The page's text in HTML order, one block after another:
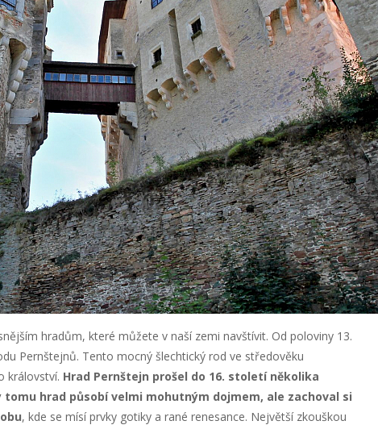
hradům, které můžete v naší zemi navštívit. Od poloviny 13.
Pernštejnů. Tento mocný šlechtický rod ve středověku
království. Hrad Pernštejn prošel do 16. století několika
hrad působí velmi mohutným dojmem, ale zachoval si
, kde se mísí prvky gotiky a rané renesance. Největší zkouškou